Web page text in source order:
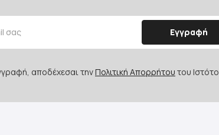
Εγγραφή
αποδέχεσαι τηνΠολιτική Απορρήτου του